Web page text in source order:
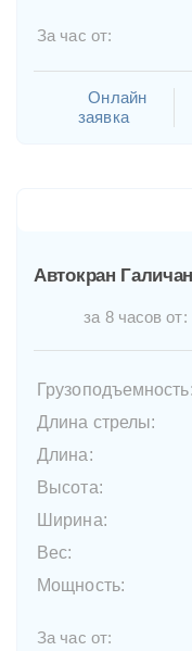
За час от:
Онлайн
заявка
Автокран
за 8 часов от:
Грузоподъемность:
Длина стрелы:
Длина:
Высота:
Ширина:
Вес:
Мощность:
За час от: